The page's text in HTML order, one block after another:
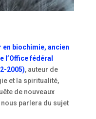
en biochimie, ancien
l’Office fédéral
2005), auteur de
et la spiritualité,
de nouveaux
parlera du sujet